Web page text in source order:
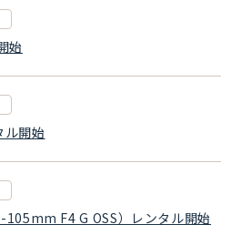
始
開始
F4 G OSS）レンタル開始